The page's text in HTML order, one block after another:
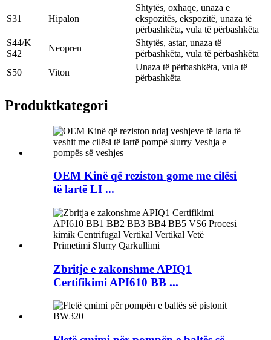
S31 Hipalon
Shtytës, oxhaqe, unaza e
ekspozitës, ekspozitë, unaza të
përbashkëta, vula të përbashkëta
S44/K
S42
Neopren
Shtytës, astar, unaza të
përbashkëta, vula të përbashkëta
S50
Viton
Unaza të përbashkëta, vula të
përbashkëta
Produktkategori
OEM Kinë që reziston gome me cilësi
të lartë LI ...
Zbritje e zakonshme APIQ1
Certifikimi API610 BB ...